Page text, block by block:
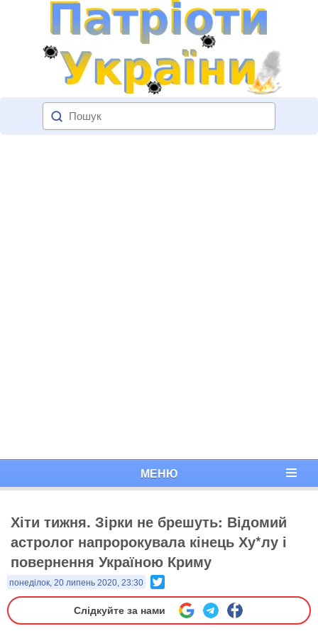
МЕНЮ
Хіти тижня. Зірки не брешуть: Відомий
астролог напророкувала кінець Ху*лу і
повернення Україною Криму
понеділок, 20 липень 2020, 23:30
Слідкуйте за нами